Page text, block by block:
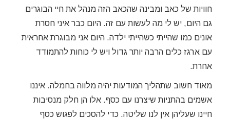
חוויות של כאב ומבינה שהכאב הזה מנהל את חיי הבוגרים
גם היום, יש לי מה לעשות עם זה. היום כבר איני חסרת
אונים כמו שהייתי כשהייתי ילדה. היום אני מבוגרת אחראית
עם ארגז כלים הרבה יותר גדול ויש לי כוחות להתמודד
אחרת.
מאוד חשוב שתהליך המודעות יהיה מלווה בחמלה. איננו
אשמים בהתניות שיצרנו עם כסף. אלו הן חלק מנסיבות
חיינו שעליהן אין לנו שליטה. כדי להסכים לפגוש כסף